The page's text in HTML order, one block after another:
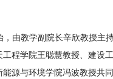
，由教学副院长辛欣教授主
程学院王聪慧教授、建设
源与环境学院冯波教授共